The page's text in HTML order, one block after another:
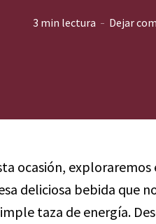
3 min lectura Dejar
ocasión,
deliciosa bebida que
taza de energía.